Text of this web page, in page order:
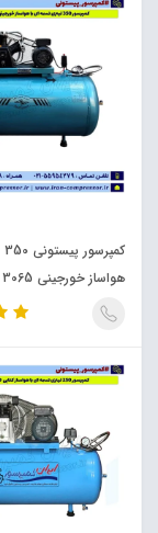
هواساز خورجینی 3065